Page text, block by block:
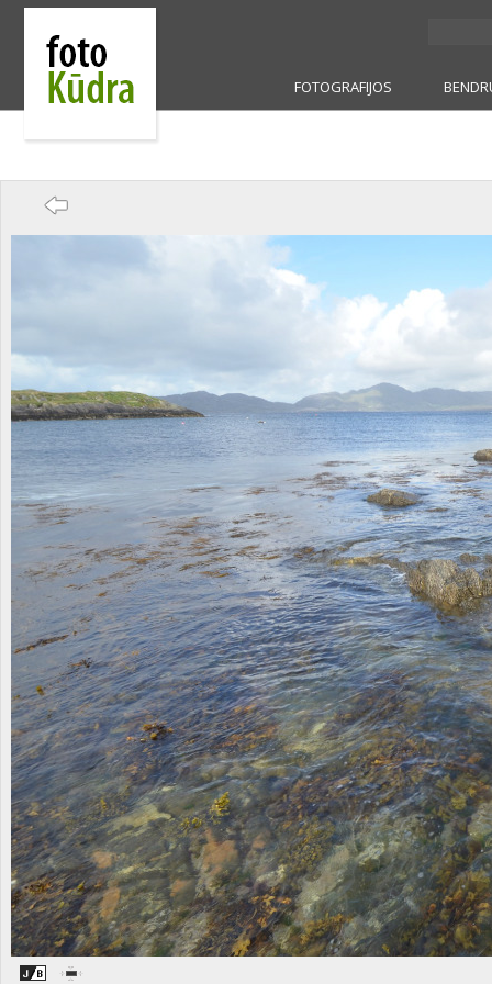
FOTOGRAFIJOS